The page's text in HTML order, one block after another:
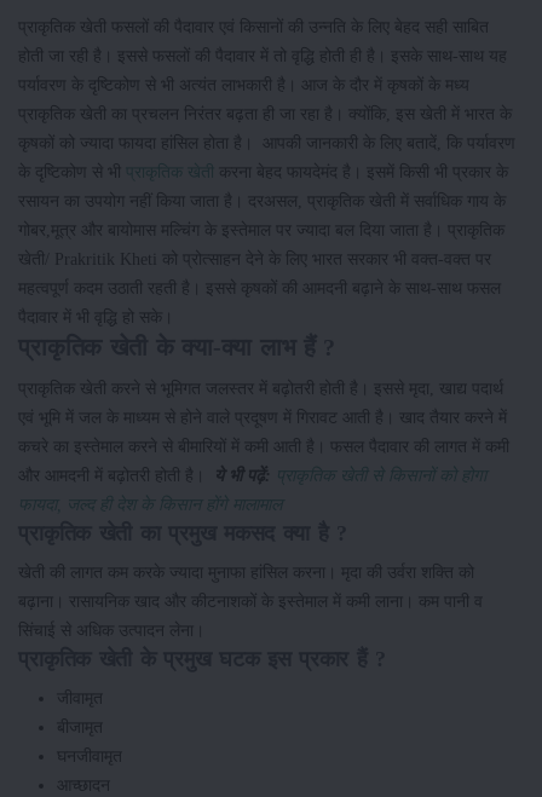
प्राकृतिक खेती फसलों की पैदावार एवं किसानों की उन्नति के लिए बेहद सही साबित
होती जा रही है। इससे फसलों की पैदावार में तो वृद्धि होती ही है। इसके साथ-साथ यह
पर्यावरण के दृष्टिकोण से भी अत्यंत लाभकारी है। आज के दौर में कृषकों के मध्य
प्राकृतिक खेती का प्रचलन निरंतर बढ़ता ही जा रहा है। क्योंकि, इस खेती में भारत के
कृषकों को ज्यादा फायदा हांसिल होता है। आपकी जानकारी के लिए बतादें, कि पर्यावरण
के दृष्टिकोण से भी
प्राकृतिक खेती
करना बेहद फायदेमंद है। इसमें किसी भी प्रकार के
रसायन का उपयोग नहीं किया जाता है। दरअसल, प्राकृतिक खेती में सर्वाधिक गाय के
गोबर,मूत्र और बायोमास मल्चिंग के इस्तेमाल पर ज्यादा बल दिया जाता है। प्राकृतिक
खेती/ Prakritik Kheti को प्रोत्साहन देने के लिए भारत सरकार भी वक्त-वक्त पर
महत्वपूर्ण कदम उठाती रहती है। इससे कृषकों की आमदनी बढ़ाने के साथ-साथ फसल
पैदावार में भी वृद्धि हो सके।
प्राकृतिक खेती करने से भूमिगत जलस्तर में बढ़ोतरी होती है। इससे मृदा, खाद्य पदार्थ
एवं भूमि में जल के माध्यम से होने वाले प्रदूषण में गिरावट आती है। खाद तैयार करने में
कचरे का इस्तेमाल करने से बीमारियों में कमी आती है। फसल पैदावार की लागत में कमी
और आमदनी में बढ़ोतरी होती है।
ये भी पढ़ें: प्राकृतिक खेती से किसानों को होगा
फायदा, जल्द ही देश के किसान होंगे मालामाल
खेती की लागत कम करके ज्यादा मुनाफा हांसिल करना। मृदा की उर्वरा शक्ति को
बढ़ाना। रासायनिक खाद और कीटनाशकों के इस्तेमाल में कमी लाना। कम पानी व
सिंचाई से अधिक उत्पादन लेना।
जीवामृत
बीजामृत
घनजीवामृत
आच्छादन